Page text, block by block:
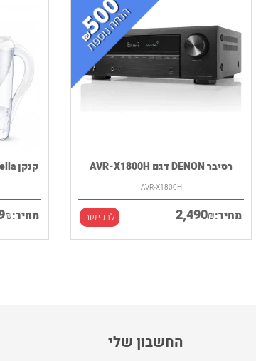
קנקן BRITA Marella כולל 12 מסנני...
מחיר:₪
רסיבר DENON דגם AVR-X1800H
AVR-X1800H
מחיר: 2,490₪ לרכישה
החשבון שלי